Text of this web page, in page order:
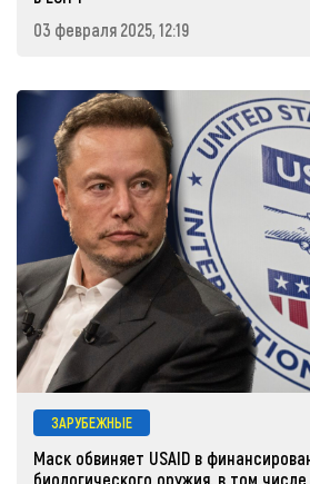
03 февраля 2025, 12:19
ЗАРУБЕЖНЫЕ
Маск обвиняет USAID в
биологического оружия, в том числе